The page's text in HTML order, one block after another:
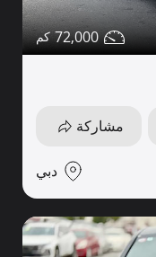
72,000
مشاركة
دبي